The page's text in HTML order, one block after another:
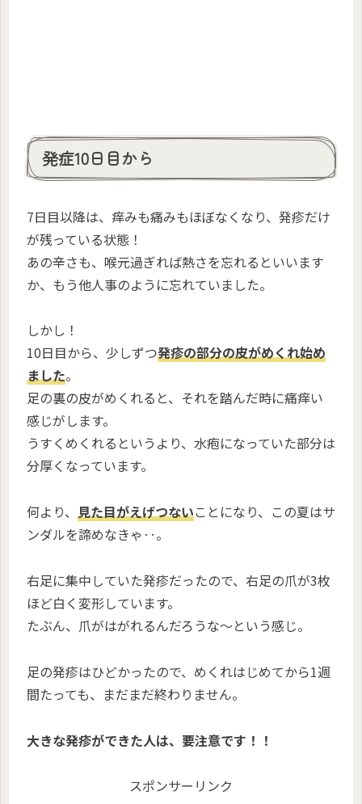
発症10日目から
7日目以降は、痒みも痛みもほぼなくなり、発疹だけ
が残っている状態！
あの辛さも、喉元過ぎれば熱さを忘れるといいます
か、もう他人事のように忘れていました。
しかし！
10日目から、少しずつ発疹の部分の皮がめくれ始め
ました。
足の裏の皮がめくれると、それを踏んだ時に痛痒い
感じがします。
うすくめくれるというより、水疱になっていた部分は
分厚くなっています。
何より、 見た目がえげつないことになり、この夏はサ
ンダルを諦めなきゃ‥。
右足に集中していた発疹だったので、右足の爪が3枚
ほど白く変形しています。
たぶん、爪がはがれるんだろうな〜という感じ。
足の発疹はひどかったので、めくれはじめてから1週
間たっても、まだまだ終わりません。
大きな発疹ができた人は、要注意です！！
スポンサーリンク